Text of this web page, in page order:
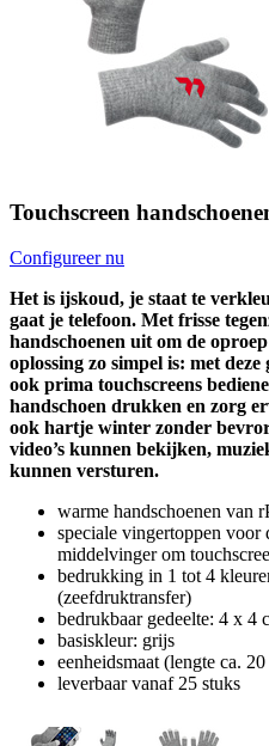
Touchscreen
Configureer nu
Het is ijskoud, je staat te
gaat je telefoon. Met frisse
handschoenen uit om de
oplossing zo simpel is: met
ook prima touchscreens
handschoen drukken en zorg
ook hartje winter zonder
video’s kunnen bekijken,
kunnen versturen.
warme handschoenen van
speciale vingertoppen
middelvinger om
bedrukking in 1 tot 4
(zeefdruktransfer)
bedrukbaar gedeelte: 4 x 4
basiskleur: grijs
eenheidsmaat (lengte ca.
leverbaar vanaf 25 stuks